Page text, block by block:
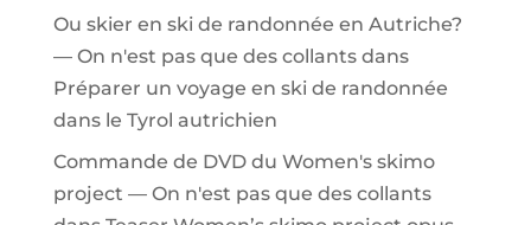
Ou skier en ski de randonnée en Autriche?
— On n'est pas que des collantsdans
Préparer un voyage en ski de randonnée
dans le Tyrol autrichien
Commande de DVD du Women's skimo
project — On n'est pas que des collants